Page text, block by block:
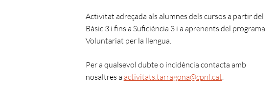
Activitat adreçada als alumnes dels cursos a partir del
Bàsic 3 i fins a Suficiència 3 i a aprenents del programa
Voluntariat per la llengua.
Per a qualsevol dubte o incidència contacta amb
nosaltres a activitats.tarragona@cpnl.cat.